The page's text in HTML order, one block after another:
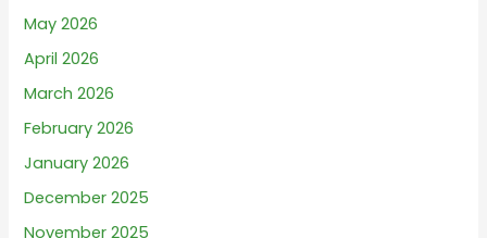
May 2026
April 2026
March 2026
February 2026
January 2026
December 2025
November 2025